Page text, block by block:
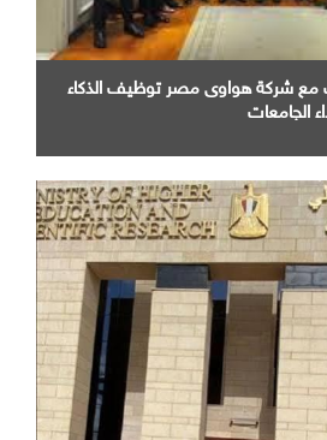
مع شركة هواوى مصر توظيف الذكاء
الجامعات